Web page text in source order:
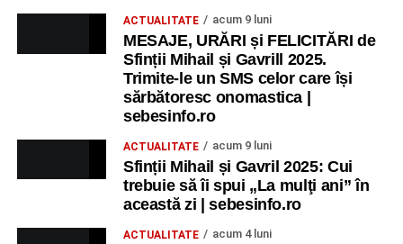
ACTUALITATE acum 9 luni
MESAJE, URĂRI și FELICITĂRI de
Sfinții Mihail și Gavrill 2025.
Trimite-le un SMS celor care își
sărbătoresc onomastica |
sebesinfo.ro
ACTUALITATE acum 9 luni
Sfinții Mihail și Gavril 2025: Cui
trebuie să îi spui „La mulţi ani” în
această zi | sebesinfo.ro
ACTUALITATE acum 4 luni